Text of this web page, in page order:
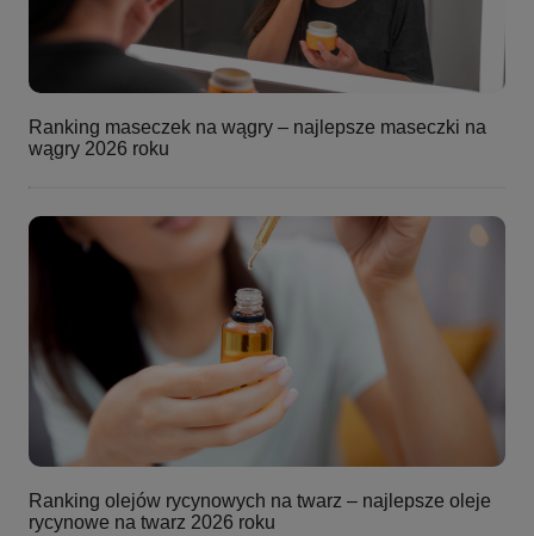
Ranking maseczek na wągry – najlepsze maseczki na
wągry 2026 roku
Ranking olejów rycynowych na twarz – najlepsze oleje
rycynowe na twarz 2026 roku